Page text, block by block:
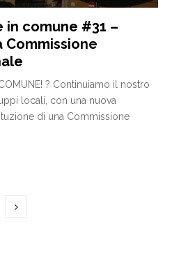
comune #31 –
Commissione
? Continuiamo il nostro
locali, con una nuova
di una Commissione